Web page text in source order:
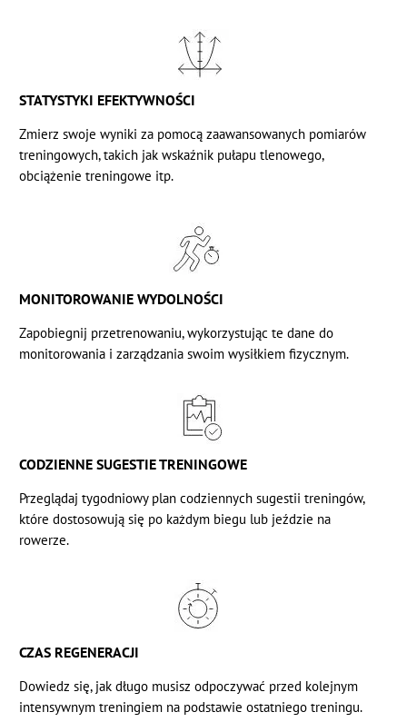
STATYSTYKI EFEKTYWNOŚCI
Zmierz swoje wyniki za pomocą zaawansowanych pomiarów
treningowych, takich jak wskaźnik pułapu tlenowego,
obciążenie treningowe itp.
MONITOROWANIE WYDOLNOŚCI
Zapobiegnij przetrenowaniu, wykorzystując te dane do
monitorowania i zarządzania swoim wysiłkiem fizycznym.
CODZIENNE SUGESTIE TRENINGOWE
Przeglądaj tygodniowy plan codziennych sugestii treningów,
które dostosowują się po każdym biegu lub jeździe na
rowerze.
CZAS REGENERACJI
Dowiedz się, jak długo musisz odpoczywać przed kolejnym
intensywnym treningiem na podstawie ostatniego treningu.